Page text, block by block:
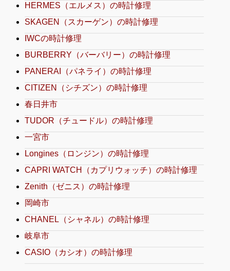
HERMES（エルメス）の時計修理
SKAGEN（スカーゲン）の時計修理
IWCの時計修理
BURBERRY（バーバリー）の時計修理
PANERAI（パネライ）の時計修理
CITIZEN（シチズン）の時計修理
春日井市
TUDOR（チュードル）の時計修理
一宮市
Longines（ロンジン）の時計修理
CAPRI WATCH（カプリウォッチ）の時計修理
Zenith（ゼニス）の時計修理
岡崎市
CHANEL（シャネル）の時計修理
岐阜市
CASIO（カシオ）の時計修理